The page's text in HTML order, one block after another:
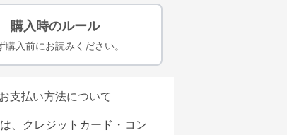
購入時のルール
購入前にお読みください。
お支払い方法について
、クレジットカード・コン